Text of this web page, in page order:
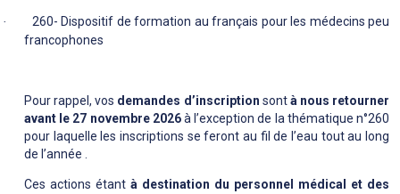
·
260- Dispositif de formation au français pour les médecins peu
francophones
Pour rappel, vos demandes d’inscription sontà nous retourner
avant le 27 novembre 2026à l’exception de la thématique n°260
pour laquelle les inscriptions se feront au fil de l’eau tout au long
de l’année .
Ces actions étant à destination du personnel médical et des